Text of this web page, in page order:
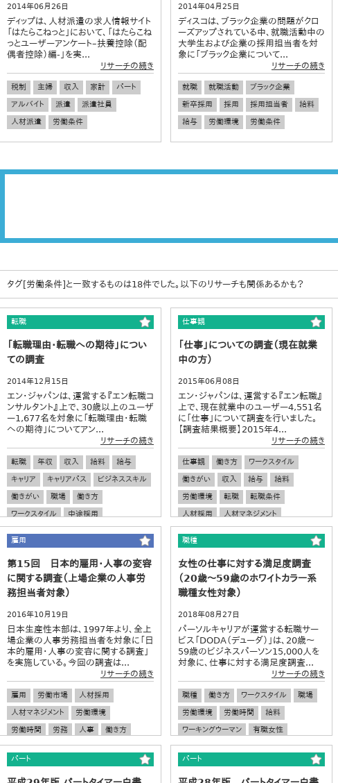
2014年06月26日
ディップは、人材派遣の求人情報サイト
「はたらこねっと」において、「はたらこね
っとユーザーアンケート–扶養控除（配
偶者控除）編-」を実...
リサーチの続き
税制 主婦 収入 家計
パート
アルバイト
派遣
派遣社員
人材派遣
労働条件
2014年04月25日
ディスコは、ブラック企業の問題がクロ
ーズアップされている中、就職活動中の
大学生および企業の採用担当者を対
象に「ブラック企業について...
リサーチの続き
就職 就職活動
ブラック企業
新卒採用
採用 採用担当者
給料
給与
労働環境 労働条件
タグ[労働条件]と一致するものは18件でした。以下のリサーチも関係あるかも？
転職
「転職理由・転職への期待」につい
ての調査
2014年12月15日
エン・ジャパンは、運営する『エン転職コ
ンサルタント』上で、30歳以上のユーザ
ー1,677名を対象に「転職理由・転職
への期待」についてアン...
リサーチの続き
転職 年収 収入 給料
給与
キャリア
キャリアパス
ビジネススキル
働きがい
職場
働き方
ワークスタイル
中途採用
仕事観
「仕事」についての調査（現在就業
中の方）
2015年06月08日
エン・ジャパンは、運営する『エン転職』
上で、現在就業中のユーザー4,551名
に「仕事」について調査を行いました。
【調査結果概要】2015年4...
リサーチの続き
仕事観 働き方
ワークスタイル
働きがい
収入 給与
給料
労働環境
転職
転職条件
人材採用
人材マネジメント
雇用
第15回 日本的雇用・人事の変容
に関する調査（上場企業の人事労
務担当者対象）
2016年10月19日
日本生産性本部は、1997年より、全上
場企業の人事労務担当者を対象に「日
本的雇用・人事の変容に関する調査」
を実施している。今回の調査は...
リサーチの続き
雇用 労働市場
人材採用
人材マネジメント
労働環境
労働時間
労務 人事
働き方
ワークスタイル
生産性 給料
職種
女性の仕事に対する満足度調査
（20歳～59歳のホワイトカラー系
職種女性対象）
2018年08月27日
パーソルキャリアが運営する転職サー
ビス「DODA（デューダ）」は、20歳～
59歳のビジネスパーソン15,000人を
対象に、仕事に対する満足度調査...
リサーチの続き
職種 働き方 ワークスタイル
職場
労働環境
労働時間
給料
ワーキングウーマン
有職女性
女性社員
パート パート